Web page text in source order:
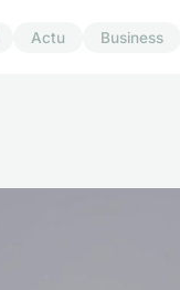
Actu Business